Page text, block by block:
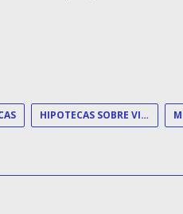
HIPOTECAS SOBRE VIVIENDA